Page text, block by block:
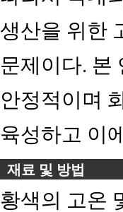
생산을 위한
문제이다. 본
안정적이며
육성하고 이
재료 및 방법
황색의 고온